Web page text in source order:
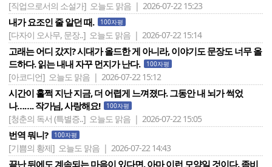
[직업으로서의 소설가] 오늘도 맑음 | 2026-07-22 15:23
내가 요조인 줄 알던 때. 100자평
[다자이 오사무, 문장..] 오늘도 맑음 | 2026-07-22 15:14
고래는 어디 갔지? 시대가 올드한 게 아니라, 이야기도 문장도 너무 올
드하다. 읽는 내내 자꾸 먼지가 난다.
100자평
[아코디언] 오늘도 맑음 | 2026-07-22 15:12
시간이 훌쩍 지난 지금, 더 어렵게 느껴졌다. 그동안 내 뇌가 썩었
나……. 작가님, 사랑해요!
100자평
[청춘의 독서 (특별증..] 오늘도 맑음 | 2026-07-22 15:05
번역 뭐니? 100자평
[기쁨의 황제] 오늘도 맑음 | 2026-07-22 14:43
끝난 뒤에도 계속되는 마음이 있다면, 아마 이런 모양일 것이다. 좀비